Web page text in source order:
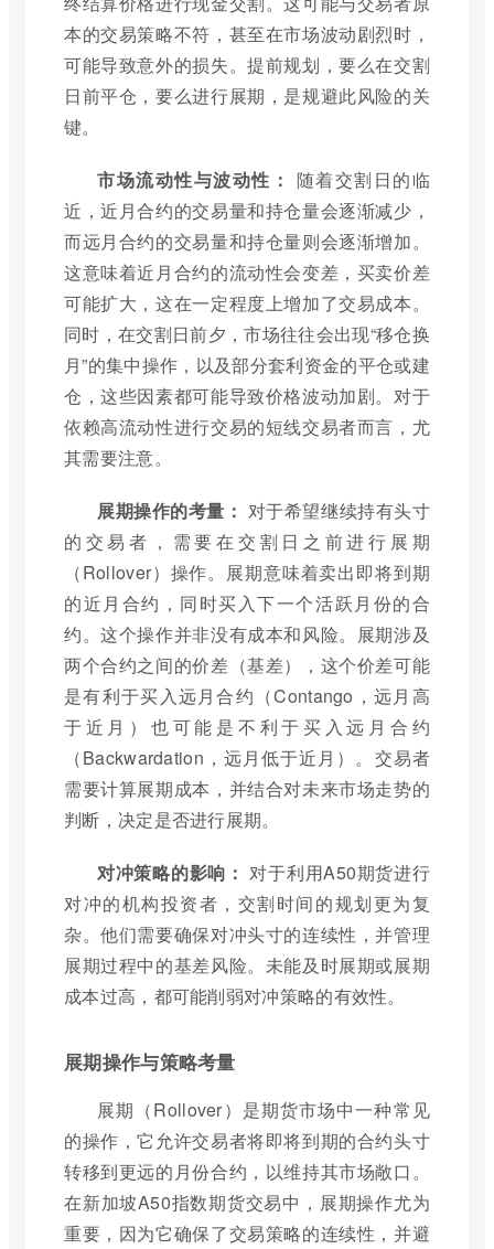
本的交易策略不符，甚至在市场波动剧烈时，
可能导致意外的损失。提前规划，要么在交割
日前平仓，要么进行展期，是规避此风险的关
键。
市场流动性与波动性： 随着交割日的临
近，近月合约的交易量和持仓量会逐渐减少，
而远月合约的交易量和持仓量则会逐渐增加。
这意味着近月合约的流动性会变差，买卖价差
可能扩大，这在一定程度上增加了交易成本。
同时，在交割日前夕，市场往往会出现“移仓换
月”的集中操作，以及部分套利资金的平仓或建
仓，这些因素都可能导致价格波动加剧。对于
依赖高流动性进行交易的短线交易者而言，尤
其需要注意。
展期操作的考量： 对于希望继续持有头寸
的交易者，需要在交割日之前进行展期
（Rollover）操作。展期意味着卖出即将到期
的近月合约，同时买入下一个活跃月份的合
约。这个操作并非没有成本和风险。展期涉及
两个合约之间的价差（基差），这个价差可能
是有利于买入远月合约（Contango，远月高
于近月）也可能是不利于买入远月合约
（Backwardation，远月低于近月）。交易者
需要计算展期成本，并结合对未来市场走势的
判断，决定是否进行展期。
对冲策略的影响： 对于利用A50期货进行
对冲的机构投资者，交割时间的规划更为复
杂。他们需要确保对冲头寸的连续性，并管理
展期过程中的基差风险。未能及时展期或展期
成本过高，都可能削弱对冲策略的有效性。
展期操作与策略考量
展期（Rollover）是期货市场中一种常见
的操作，它允许交易者将即将到期的合约头寸
转移到更远的月份合约，以维持其市场敞口。
在新加坡A50指数期货交易中，展期操作尤为
重要，因为它确保了交易策略的连续性，并避